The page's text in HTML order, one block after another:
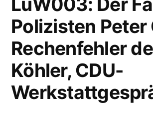
Polizisten Peter
Rechenfehler
Köhler, CDU-